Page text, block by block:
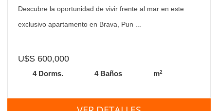
Punta del Este
Descubre la oportunidad de vivir frente al mar en este
exclusivo apartamento en Brava, Pun ...
U$S 600,000
4 Dorms. 4 Baños m2